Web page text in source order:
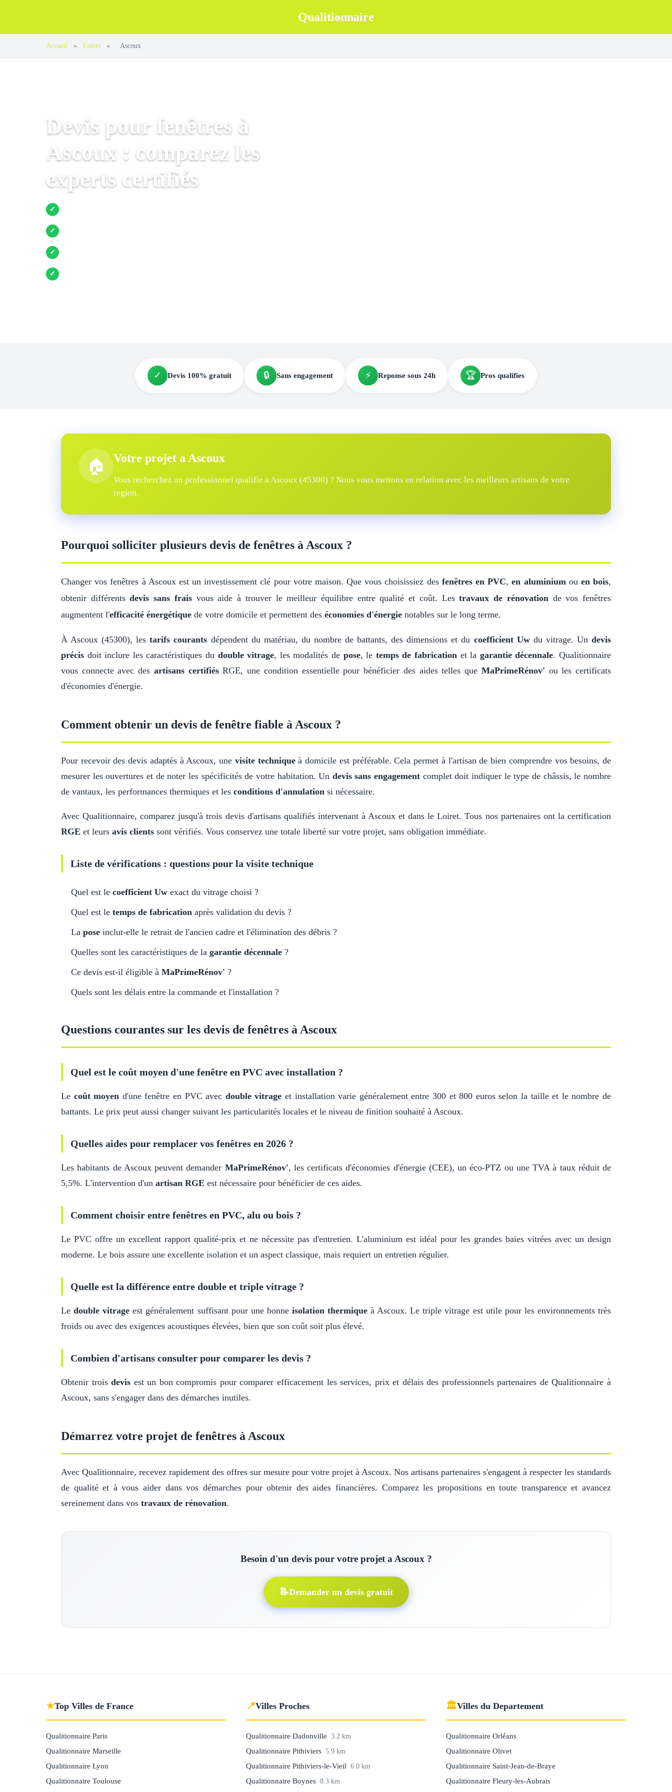
Qualitionnaire
Accueil » Loiret » Ascoux
Devis pour fenêtres à
Ascoux : comparez les
experts certifiés
✓
✓
✓
✓
✓ Devis 100% gratuit 🔒 Sans engagement ⚡ Reponse sous 24h 🏆 Pros qualifies
🏠 Votre projet a Ascoux
Vous recherchez un professionnel qualifie a Ascoux (45300) ? Nous vous mettons en relation avec les meilleurs artisans de votre
region.
Pourquoi solliciter plusieurs devis de fenêtres à Ascoux ?
Changer vos fenêtres à Ascoux est un investissement clé pour votre maison. Que vous choisissiez des fenêtres en PVC,en aluminiumou en bois,
obtenir différentsdevis sans fraisvous aide à trouver le meilleur équilibre entre qualité et coût. Lestravaux de rénovationde vos fenêtres
augmentent l'efficacité énergétique de votre domicile et permettent des économies d'énergie notables sur le long terme.
À Ascoux (45300), lestarifs courants dépendent du matériau, du nombre de battants, des dimensions et du coefficient Uwdu vitrage. Undevis
précis doit inclure les caractéristiques du double vitrage, les modalités de pose, le temps de fabrication et la garantie décennale. Qualitionnaire
vous connecte avec des artisans certifiésRGE, une condition essentielle pour bénéficier des aides telles que MaPrimeRénov' ou les certificats
d'économies d'énergie.
Comment obtenir un devis de fenêtre fiable à Ascoux ?
Pour recevoir des devis adaptés à Ascoux, une visite techniqueà domicile est préférable. Cela permet à l'artisan de bien comprendre vos besoins, de
mesurer les ouvertures et de noter les spécificités de votre habitation. Un devis sans engagement complet doit indiquer le type de châssis, le nombre
de vantaux, les performances thermiques et les conditions d'annulation si nécessaire.
Avec Qualitionnaire, comparez jusqu'à trois devis d'artisans qualifiés intervenant à Ascoux et dans le Loiret. Tous nos partenaires ont la certification
RGE et leurs avis clients sont vérifiés. Vous conservez une totale liberté sur votre projet, sans obligation immédiate.
Liste de vérifications : questions pour la visite technique
Quel est le coefficient Uw exact du vitrage choisi ?
Quel est le temps de fabrication après validation du devis ?
La pose inclut-elle le retrait de l'ancien cadre et l'élimination des débris ?
Quelles sont les caractéristiques de la garantie décennale ?
Ce devis est-il éligible à MaPrimeRénov' ?
Quels sont les délais entre la commande et l'installation ?
Questions courantes sur les devis de fenêtres à Ascoux
Quel est le coût moyen d'une fenêtre en PVC avec installation ?
Le coût moyen d'une fenêtre en PVC avec double vitrage et installation varie généralement entre 300 et 800 euros selon la taille et le nombre de
battants. Le prix peut aussi changer suivant les particularités locales et le niveau de finition souhaité à Ascoux.
Quelles aides pour remplacer vos fenêtres en 2026 ?
Les habitants de Ascoux peuvent demander MaPrimeRénov', les certificats d'économies d'énergie (CEE), un éco-PTZ ou une TVA à taux réduit de
5,5%. L'intervention d'un artisan RGE est nécessaire pour bénéficier de ces aides.
Comment choisir entre fenêtres en PVC, alu ou bois ?
Le PVC offre un excellent rapport qualité-prix et ne nécessite pas d'entretien. L'aluminium est idéal pour les grandes baies vitrées avec un design
moderne. Le bois assure une excellente isolation et un aspect classique, mais requiert un entretien régulier.
Quelle est la différence entre double et triple vitrage ?
Ledouble vitrage est généralement suffisant pour une bonne isolation thermique à Ascoux. Le triple vitrage est utile pour les environnements très
froids ou avec des exigences acoustiques élevées, bien que son coût soit plus élevé.
Combien d'artisans consulter pour comparer les devis ?
Obtenir troisdevis est un bon compromis pour comparer efficacement les services, prix et délais des professionnels partenaires de Qualitionnaire à
Ascoux, sans s'engager dans des démarches inutiles.
Démarrez votre projet de fenêtres à Ascoux
Avec Qualitionnaire, recevez rapidement des offres sur mesure pour votre projet à Ascoux. Nos artisans partenaires s'engagent à respecter les standards
de qualité et à vous aider dans vos démarches pour obtenir des aides financières. Comparez les propositions en toute transparence et avancez
sereinement dans vos travaux de rénovation.
Besoin d'un devis pour votre projet a Ascoux ?
📝Demander un devis gratuit
★Top Villes de France
Qualitionnaire Paris
Qualitionnaire Marseille
Qualitionnaire Lyon
Qualitionnaire Toulouse
📍Villes Proches
Qualitionnaire Dadonville 3.2 km
Qualitionnaire Pithiviers 5.9 km
Qualitionnaire Pithiviers-le-Vieil 6.0 km
Qualitionnaire Boynes 8.3 km
🏛Villes du Departement
Qualitionnaire Orléans
Qualitionnaire Olivet
Qualitionnaire Saint-Jean-de-Braye
Qualitionnaire Fleury-les-Aubrais